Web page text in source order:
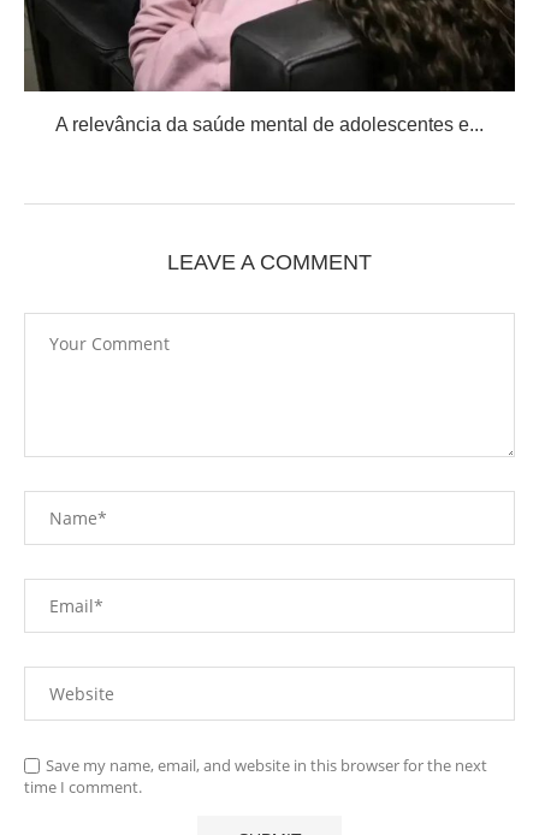
A relevância da saúde mental de adolescentes e...
LEAVE A COMMENT
Save my name, email, and website in this browser for the next
time I comment.